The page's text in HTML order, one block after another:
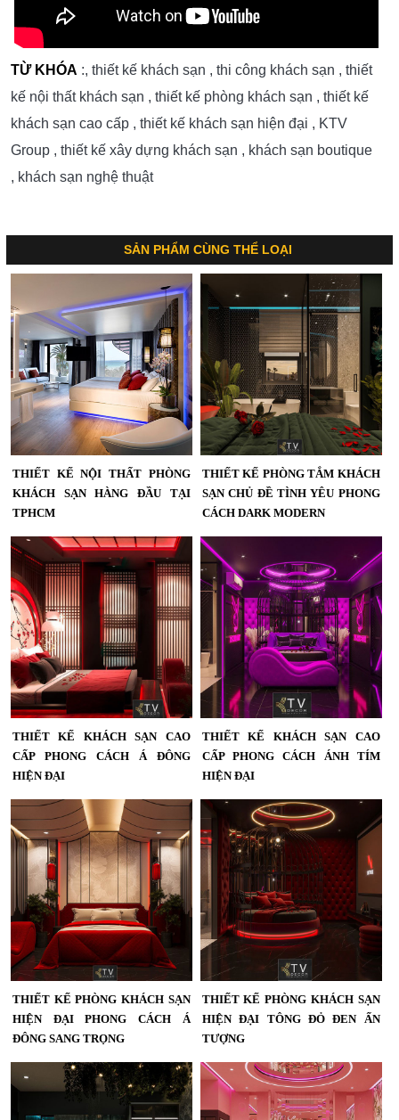
TỪ KHÓA :, thiết kế khách sạn , thi công khách sạn , thiết
kế nội thất khách sạn , thiết kế phòng khách sạn , thiết kế
khách sạn cao cấp , thiết kế khách sạn hiện đại , KTV
Group , thiết kế xây dựng khách sạn , khách sạn boutique
, khách sạn nghệ thuật
SẢN PHẨM CÙNG THỂ LOẠI
THIẾT KẾ NỘI THẤT PHÒNG
KHÁCH SẠN HÀNG ĐẦU TẠI
TPHCM
Thiết kế nội thất phòng khách sạn
hàng đầu tại TPHCM , mẫu khách
sạn mới lạ ,theo nhiều phong cách
khác nhau...
THIẾT KẾ PHÒNG TẮM KHÁCH
SẠN CHỦ ĐỀ TÌNH YÊU PHONG
CÁCH DARK MODERN
Thiết Kế Phòng Khách Sạn Chủ Đề
Tình Yêu Phong Cách Dark Modern
– Không Gian Phòng Tắm Mở Sang
Trọng, Hiện Đại...
THIẾT KẾ KHÁCH SẠN CAO
CẤP PHONG CÁCH Á ĐÔNG
HIỆN ĐẠI
Thiết Kế Khách Sạn Cao Cấp Phong
Cách Á Đông Hiện Đại | Dự Án KTV
Group,Thiết kế khách sạn cao cấp
phong cách Á Đông hiện đại do KTV
Group thiết kế và thi công. Không
gian phòng sang trọng, kết hợp ánh
sáng đỏ ấm, vật liệu gỗ và bố cục tối
giản tinh tế – tạo trải nghiệm nghỉ
dưỡng đẳng cấp....
THIẾT KẾ KHÁCH SẠN CAO
CẤP PHONG CÁCH ÁNH TÍM
HIỆN ĐẠI
Thiết kế khách sạn cao cấp phong
cách ánh tím hiện đại do KTV Group
thiết kế và thi công. Không gian
phòng sang trọng, phối màu cá tính
cùng hệ ánh sáng nghệ thuật mang
đến trải nghiệm nghỉ dưỡng đẳng
cấp....
THIẾT KẾ PHÒNG KHÁCH SẠN
HIỆN ĐẠI PHONG CÁCH Á
ĐÔNG SANG TRỌNG
Thiết Kế Phòng Khách Sạn Hiện Đại
Phong Cách Á Đông Sang Trọng |
Dự Án KTV Group...
THIẾT KẾ PHÒNG KHÁCH SẠN
HIỆN ĐẠI TÔNG ĐỎ ĐEN ẤN
TƯỢNG
Thiết Kế Phòng Khách Sạn Hiện Đại
Tông Đỏ – Đen Ấn Tượng | Dự Án
KTV Group,Thiết kế phòng khách
sạn hiện đại sử dụng tông đỏ – đen